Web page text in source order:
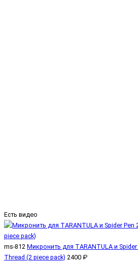
Есть видео
ms-812 Микронить для TARANTULA и
Thread (2 piece pack) 2400 ₽